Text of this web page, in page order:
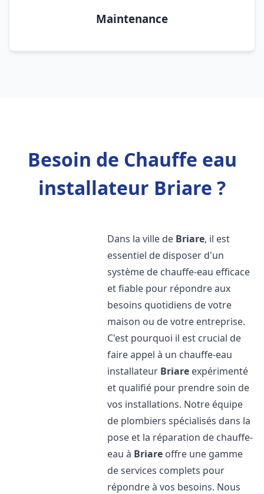
Maintenance
Besoin de Chauffe eau
installateur Briare ?
Dans la ville de Briare, il est
essentiel de disposer d'un
système de chauffe-eau efficace
et fiable pour répondre aux
besoins quotidiens de votre
maison ou de votre entreprise.
C'est pourquoi il est crucial de
faire appel à un chauffe-eau
installateur Briare expérimenté
et qualifié pour prendre soin de
vos installations. Notre équipe
de plombiers spécialisés dans la
pose et la réparation de chauffe-
eau à Briare offre une gamme
de services complets pour
répondre à vos besoins. Nous